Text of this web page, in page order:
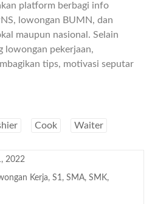
platform berbagi info
lowongan BUMN, dan
maupun nasional. Selain
lowongan pekerjaan,
tips, motivasi seputar
Cook Waiter
2022
Kerja,S1,SMA,SMK,